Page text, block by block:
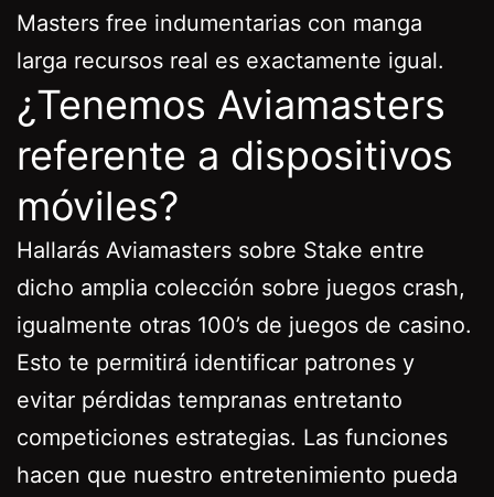
Masters free indumentarias con manga
larga recursos real es exactamente igual.
¿Tenemos Aviamasters
referente a dispositivos
móviles?
Hallarás Aviamasters sobre Stake entre
dicho amplia colección sobre juegos crash,
igualmente otras 100’s de juegos de casino.
Esto te permitirá identificar patrones y
evitar pérdidas tempranas entretanto
competiciones estrategias. Las funciones
hacen que nuestro entretenimiento pueda